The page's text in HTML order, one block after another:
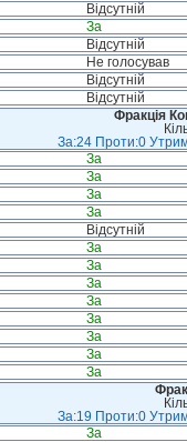
Відсутній
За
Відсутній
Не голосував
Відсутній
Відсутній
Фракція
За:24 Проти:0
За
За
За
За
Відсутній
За
За
За
За
За
За
За
За
За:19 Проти:0
За